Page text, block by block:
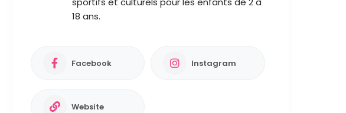
18 ans.
Facebook Instagram
Website